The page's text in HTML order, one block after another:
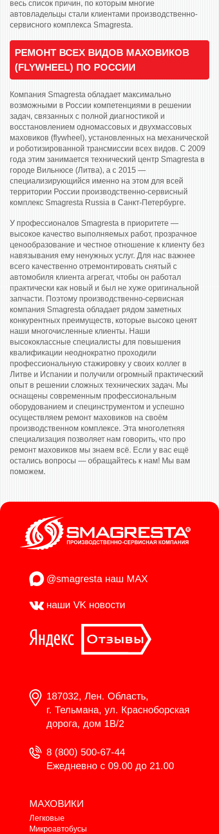
весь список причин, по которым многие
автовладельцы стали клиентами производственно-
сервисного комплекса Smagresta.
РЕМОНТ ВСЕХ ВИДОВ МАХОВИКОВ
(FLYWHEEL) ПО РОССИИ
Компания Smagresta обладает максимально
возможными в России компетенциями в решении
задач, связанных с полной диагностикой и
восстановлением одномассовых и двухмассовых
маховиков (flywheel), установленных на механической
и роботизированной трансмиссии всех видов. С 2009
года этим занимается технический центр Smagresta в
городе Вильнюсе (Литва), а с 2015 —
специализирующийся именно на этом для всей
территории России производственно-сервисный
комплекс Smagresta Russia в Санкт-Петербурге.
У профессионалов Smagresta в приоритете —
высокое качество выполняемых работ, прозрачное
ценообразование и честное отношение к клиенту без
навязывания ему ненужных услуг. Для нас важнее
всего качественно отремонтировать снятый с
автомобиля клиента агрегат, чтобы он работал
практически как новый и был не хуже оригинальной
запчасти. Поэтому производственно-сервисная
компания Smagresta обладает рядом заметных
конкурентных преимуществ, которые высоко ценят
наши многочисленные клиенты. Наши
высококлассные специалисты для повышения
квалификации неоднократно проходили
профессиональную стажировку у своих коллег в
Литве и Испании и получили огромный практический
опыт в решении сложных технических задач. Мы
оснащены современным профессиональным
оборудованием и специнструментом и успешно
осуществляем ремонт маховиков на своём
производственном комплексе. Эта многолетняя
специализация позволяет нам говорить, что про
ремонт маховиков мы знаем всё. Если у вас ещё
остались вопросы — обращайтесь к нам! Мы вам
поможем.
@smagresta наш MAX
наши VK новости
187032, Лен. Область,
г. Тельмана, ул. Красноборская
дорога, дом 1В/2
8 (800) 500-67-44
Ежедневно с 09.00 до 21.00
МАХОВИКИ
Легковые
Микроавтобусы